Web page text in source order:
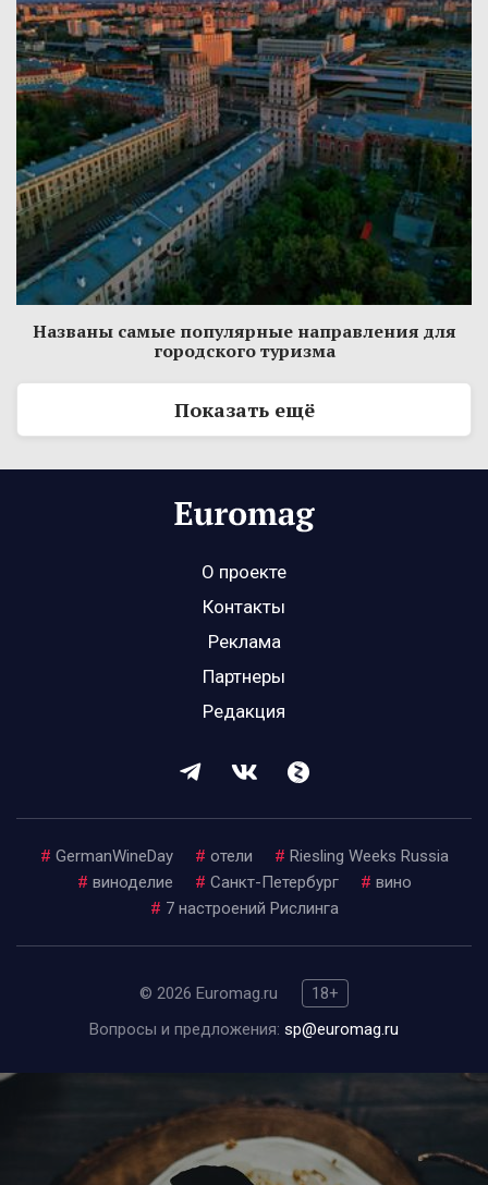
Названы самые популярные направления для
городского туризма
Показать ещё
О проекте
Контакты
Реклама
Партнеры
Редакция
# GermanWineDay # отели # Riesling Weeks Russia
# виноделие # Санкт-Петербург # вино
# 7 настроений Рислинга
© 2026 Euromag.ru
18+
Вопросы и предложения: sp@euromag.ru